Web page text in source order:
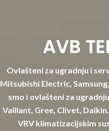
AVB
Ovlašteni za ugradnju i
Mitsubishi Electric,
smo i ovlašteni za
Vaillant, Gree, Clivet,
VRV klimatizacijskim